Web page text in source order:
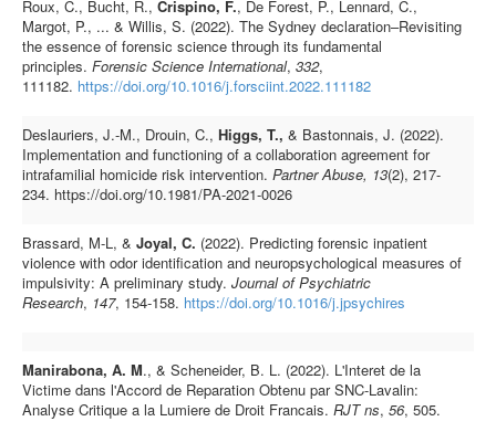
Roux, C., Bucht, R., Crispino, F., De Forest, P., Lennard, C.,
Margot, P., ... & Willis, S. (2022). The Sydney declaration–Revisiting
the essence of forensic science through its fundamental
principles. Forensic Science International, 332,
111182. https://doi.org/10.1016/j.forsciint.2022.111182
Deslauriers, J.-M., Drouin, C., Higgs, T., & Bastonnais, J. (2022).
Implementation and functioning of a collaboration agreement for
intrafamilial homicide risk intervention. Partner Abuse, 13(2), 217-
234. https://doi.org/10.1981/PA-2021-0026
Brassard, M-L, & Joyal, C. (2022). Predicting forensic inpatient
violence with odor identification and neuropsychological measures of
impulsivity: A preliminary study. Journal of Psychiatric
Research, 147, 154-158. https://doi.org/10.1016/j.jpsychires
Manirabona, A. M., & Scheneider, B. L. (2022). L'Interet de la
Victime dans l'Accord de Reparation Obtenu par SNC-Lavalin:
Analyse Critique a la Lumiere de Droit Francais. RJT ns, 56, 505.